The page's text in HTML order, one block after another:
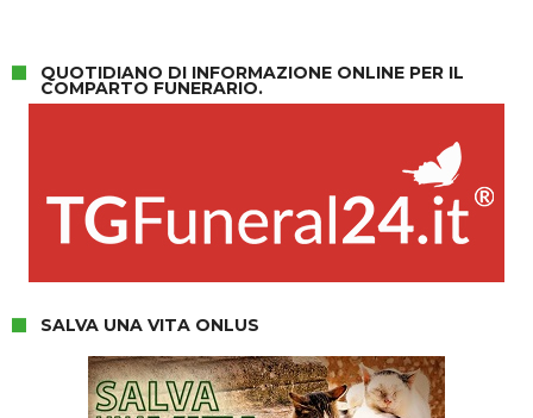
QUOTIDIANO DI INFORMAZIONE ONLINE PER IL
COMPARTO FUNERARIO.
SALVA UNA VITA ONLUS